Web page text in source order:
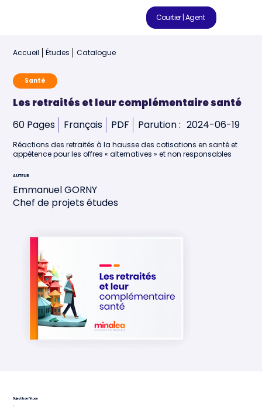
Courtier | Agent
Santé
Les retraités et leur complémentaire santé
60 Pages
Français PDF Parution : 2024-06-19
Réactions des retraités à la hausse des cotisations en santé et
appétence pour les offres « alternatives » et non responsables
AUTEUR
Emmanuel GORNY
Chef de projets études
Accueil Études Catalogue
Objectifs de l'étude